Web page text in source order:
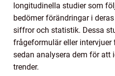
longitudinella studier som
bedömer förändringar i
siffror och statistik. Dessa
frågeformulär eller
sedan analysera dem för att
trender.